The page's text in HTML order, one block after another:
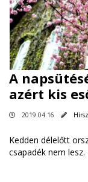
A
azért kis
2019.04.16
Kedden délelőtt
csapadék nem lesz.